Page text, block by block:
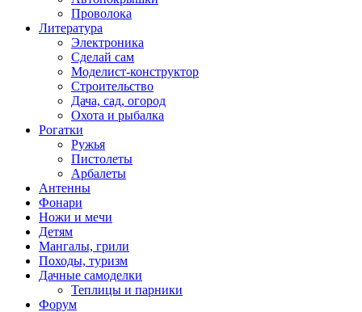
Проволока
Литература
Электроника
Сделай сам
Моделист-конструктор
Строительство
Дача, сад, огород
Охота и рыбалка
Рогатки
Ружья
Пистолеты
Арбалеты
Антенны
Фонари
Ножи и мечи
Детям
Мангалы, грили
Походы, туризм
Дачные самоделки
Теплицы и парники
Форум